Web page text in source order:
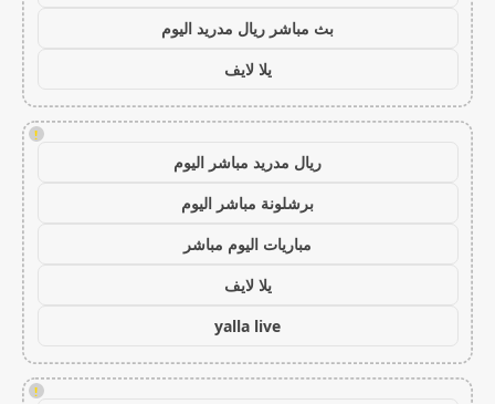
بث مباشر ريال مدريد اليوم
يلا لايف
!
ريال مدريد مباشر اليوم
برشلونة مباشر اليوم
مباريات اليوم مباشر
يلا لايف
yalla live
!